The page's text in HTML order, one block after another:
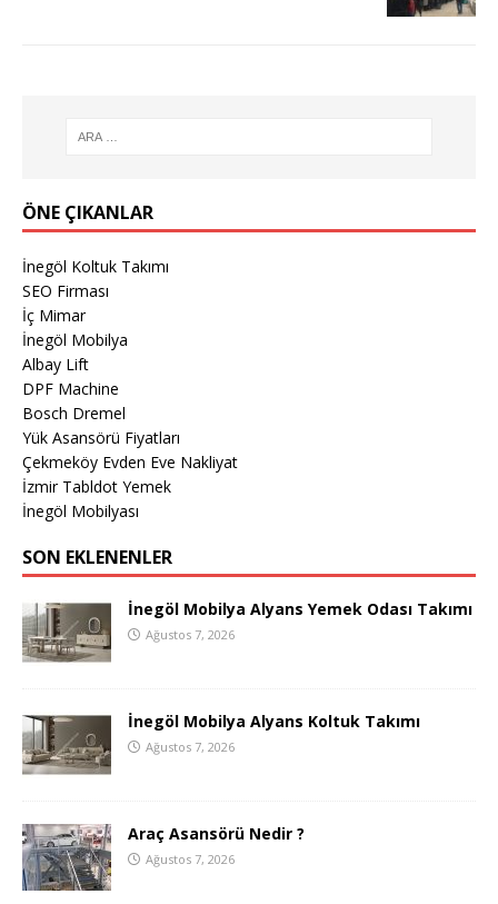
ÖNE ÇIKANLAR
İnegöl Koltuk Takımı
SEO Firması
İç Mimar
İnegöl Mobilya
Albay Lift
DPF Machine
Bosch Dremel
Yük Asansörü Fiyatları
Çekmeköy Evden Eve Nakliyat
İzmir Tabldot Yemek
İnegöl Mobilyası
SON EKLENENLER
İnegöl Mobilya Alyans Yemek Odası Takımı
Ağustos 7, 2026
İnegöl Mobilya Alyans Koltuk Takımı
Ağustos 7, 2026
Araç Asansörü Nedir ?
Ağustos 7, 2026